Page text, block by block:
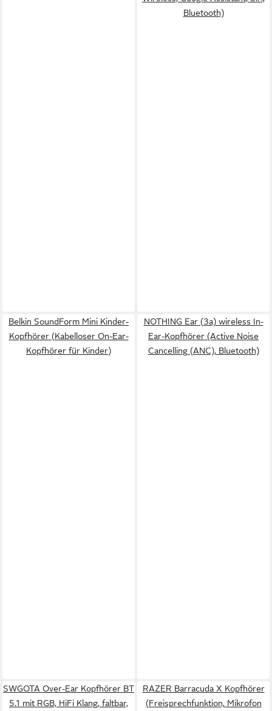
Bluetooth)
Belkin SoundForm Mini Kinder-
Kopfhörer (Kabelloser On-Ear-
Kopfhörer für Kinder)
NOTHING Ear (3a) wireless In-
Ear-Kopfhörer (Active Noise
Cancelling (ANC), Bluetooth)
SWGOTA Over-Ear Kopfhörer BT
5.1 mit RGB, HiFi Klang, faltbar,
RAZER Barracuda X Kopfhörer
(Freisprechfunktion, Mikrofon